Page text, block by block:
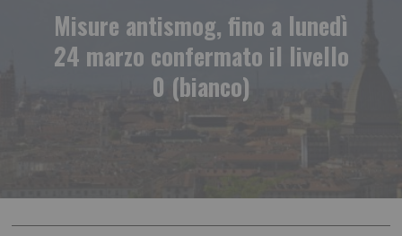
Misure antismog, fino a lunedì
24 marzo confermato il livello
0 (bianco)